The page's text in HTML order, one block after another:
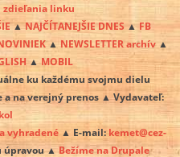
zdieľania linku
▲NAJČÍTANEJŠIE DNES ▲FB
▲ NEWSLETTER archív ▲
▲MOBIL
ku každému svojmu dielu
a na verejný prenos ▲ Vydavateľ:
vyhradené▲ E-mail: kemet@cez-
úpravou ▲ Bežíme na Drupale